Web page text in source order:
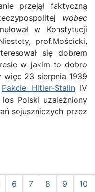
przejął faktyczną
wobec
w Konstytucji
prof.Mościcki,
się dobrem
w jakim to dobro
więc 23 sierpnia 1939
Pakcie Hitler-StalinIV
Polski uzależniony
sojuszniczych przez
Strona 1 z 13
6 7 8 9 10